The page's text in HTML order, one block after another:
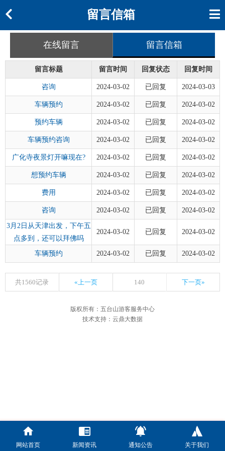
留言信箱
在线留言 留言信箱
留言标题 留言时间 回复状态 回复时间
咨询 2024-03-02 已回复 2024-03-03
车辆预约 2024-03-02 已回复 2024-03-02
预约车辆 2024-03-02 已回复 2024-03-02
车辆预约咨询 2024-03-02 已回复 2024-03-02
广化寺夜景灯开嘛现在? 2024-03-02 已回复 2024-03-02
想预约车辆 2024-03-02 已回复 2024-03-02
费用 2024-03-02 已回复 2024-03-02
咨询 2024-03-02 已回复 2024-03-02
3月2日从天津出发，下午五
点多到，还可以拜佛吗
2024-03-02 已回复 2024-03-02
车辆预约 2024-03-02 已回复 2024-03-02
共1560记录 «上一页 140 下一页»
版权所有：五台山游客服务中心
技术支持：云鼎大数据
网站首页 新闻资讯 通知公告 关于我们